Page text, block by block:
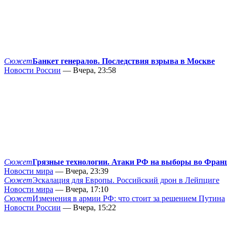
СюжетБанкет генералов. Последствия взрыва в Москве
Новости России — Вчера, 23:58
СюжетГрязные технологии. Атаки РФ на выборы во
Новости мира — Вчера, 23:39
СюжетЭскалация для Европы. Российский дрон в Лейпциге
Новости мира — Вчера, 17:10
СюжетИзменения в армии РФ: что стоит за решением Путина
Новости России — Вчера, 15:22